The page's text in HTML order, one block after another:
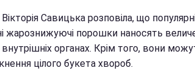
Савицька розповіла, що
жарознижуючі порошки наносять
внутрішніх органах. Крім того, вони
цілого букета хвороб.